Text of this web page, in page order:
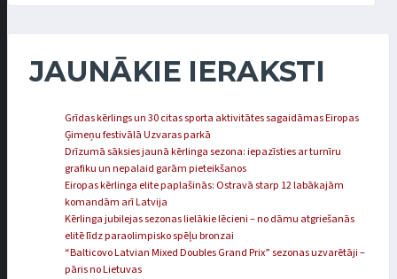
JAUNĀKIE IERAKSTI
Grīdas kērlings un 30 citas sporta aktivitātes sagaidāmas Eiropas
Ģimeņu festivālā Uzvaras parkā
Drīzumā sāksies jaunā kērlinga sezona: iepazīsties ar turnīru
grafiku un nepalaid garām pieteikšanos
Eiropas kērlinga elite paplašinās: Ostravā starp 12 labākajām
komandām arī Latvija
Kērlinga jubilejas sezonas lielākie lēcieni – no dāmu atgriešanās
elitē līdz paraolimpisko spēļu bronzai
“Balticovo Latvian Mixed Doubles Grand Prix” sezonas uzvarētāji –
pāris no Lietuvas